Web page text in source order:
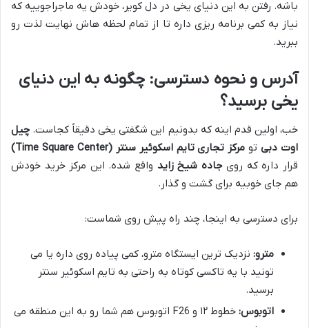
باشه. رفتن به این دنیای یخی در دل کویر، خودش یه ماجراجوییه که
نیاز به کمی برنامه ریزی داره تا از تمام لحظه هاش نهایت لذت رو
ببرید.
آدرس و نحوه دسترسی: چگونه به این دنیای
یخی برسید؟
خب، اولین قدم اینه که بدونیم این شگفتی یخی دقیقاً کجاست. چیل
اوت دبیتو مرکز تجاری تایم اسکوئیر سنتر (Time Square Center)
قرار داره که رویجاده شیخ زاید واقع شده. این مرکز خرید خودش
هم جای خوبیه برای گشت و گذار.
برای دسترسی به اینجا، چند راه پیش روی شماست:
مترو: نزدیک ترین ایستگاه مترو، کمی پیاده روی داره یا می
تونید با یه تاکسی کوتاه به راحتی به تایم اسکوئیر سنتر
برسید.
اتوبوس:
خطوط ۱۲ و F26 اتوبوس هم شما رو به این منطقه می